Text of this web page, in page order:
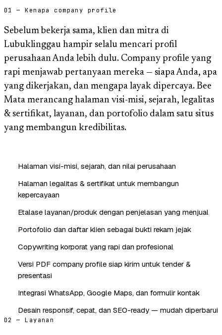
01 — Kenapa company profile
Sebelum bekerja sama, klien dan mitra di
Lubuklinggau hampir selalu mencari profil
perusahaan Anda lebih dulu. Company profile yang
rapi menjawab pertanyaan mereka — siapa Anda, apa
yang dikerjakan, dan mengapa layak dipercaya. Bee
Mata merancang halaman visi-misi, sejarah, legalitas
& sertifikat, layanan, dan portofolio dalam satu situs
yang membangun kredibilitas.
Halaman visi-misi, sejarah, dan nilai perusahaan
Halaman legalitas & sertifikat untuk membangun
kepercayaan
Etalase layanan/produk dengan penjelasan yang menjual
Portofolio dan daftar klien sebagai bukti rekam jejak
Copywriting korporat yang rapi dan profesional
Versi PDF company profile siap kirim untuk tender &
presentasi
Integrasi WhatsApp, Google Maps, dan formulir kontak
Desain responsif, cepat, dan SEO-ready — mudah diperbarui
02 — Layanan